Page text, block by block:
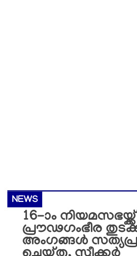
NEWS
16-ാം നിയമസഭയ്ക്ക്
പ്രൗഢഗംഭീര
അംഗങ്ങൾ